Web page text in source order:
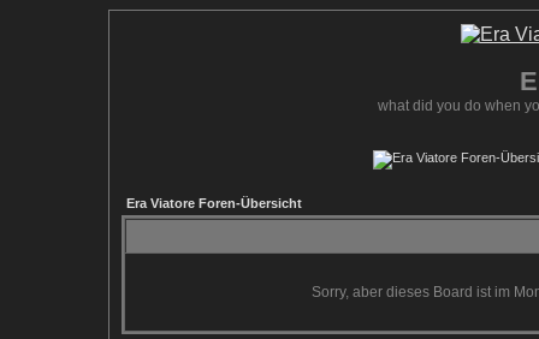
what did you do when
Era Viatore Foren-Übersicht
Sorry, aber dieses Board ist im